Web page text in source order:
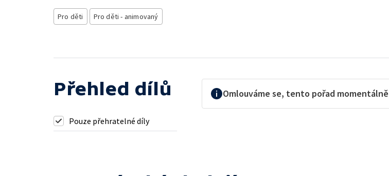
Pro děti Pro děti - animovaný
Přehled dílů
Pouze přehratelné díly
Omlouváme se, tento pořad